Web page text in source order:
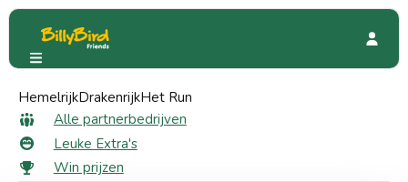
HemelrijkDrakenrijkHet Run
Alle partnerbedrijven
Leuke Extra's
Win prijzen
Timmermans Carnaval
Alle beoordelingen voor
Timmermans Carnaval